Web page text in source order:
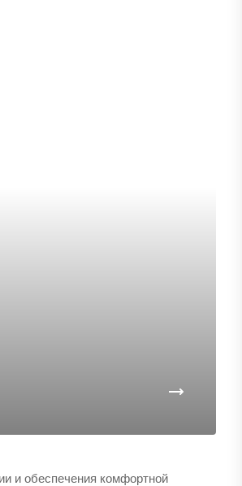
и обеспечения комфортной